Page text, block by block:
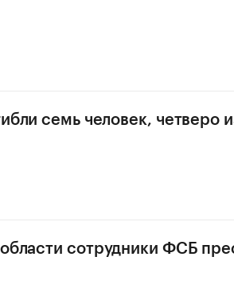
семь человек, четверо
сотрудники ФСБ